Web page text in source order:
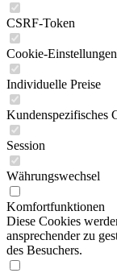
CSRF-Token
Cookie-Einstellungen
Individuelle Preise
Kundenspezifisches
Session
Währungswechsel
Komfortfunktionen
Diese Cookies
ansprechender zu
des Besuchers.